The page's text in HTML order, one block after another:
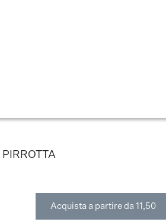
Acquista a partire da 11,50